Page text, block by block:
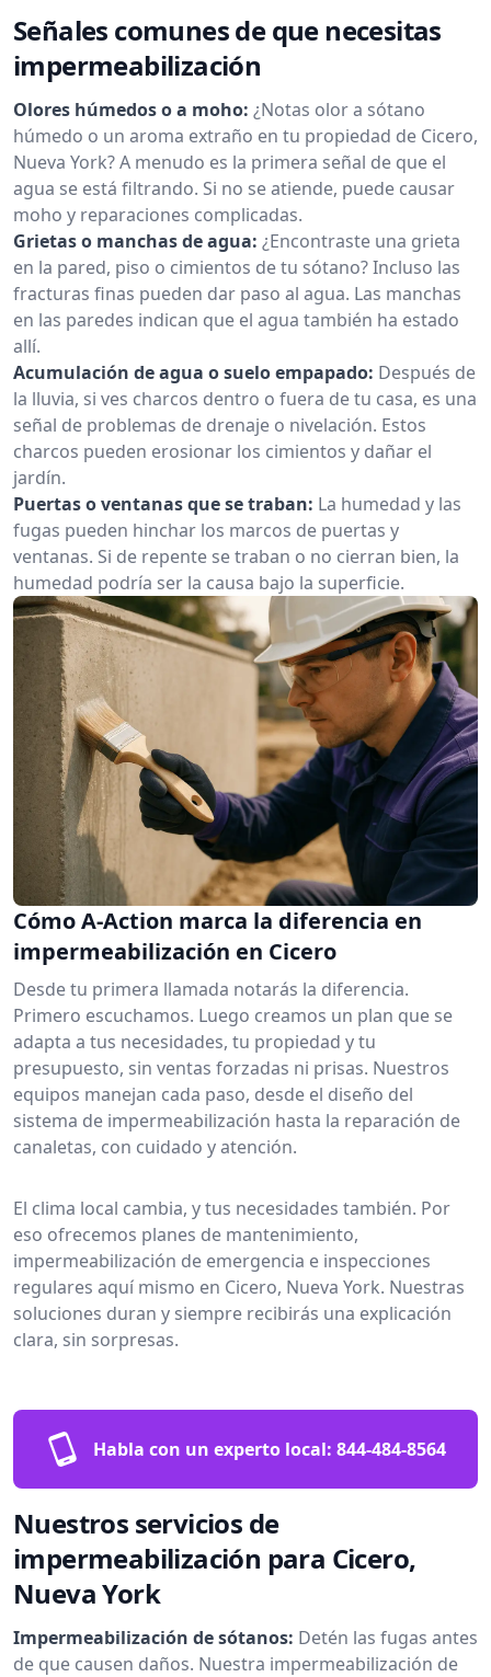
Señales comunes de que necesitas
impermeabilización
Olores húmedos o a moho: ¿Notas olor a sótano
húmedo o un aroma extraño en tu propiedad de Cicero,
Nueva York? A menudo es la primera señal de que el
agua se está filtrando. Si no se atiende, puede causar
moho y reparaciones complicadas.
Grietas o manchas de agua: ¿Encontraste una grieta
en la pared, piso o cimientos de tu sótano? Incluso las
fracturas finas pueden dar paso al agua. Las manchas
en las paredes indican que el agua también ha estado
allí.
Acumulación de agua o suelo empapado: Después de
la lluvia, si ves charcos dentro o fuera de tu casa, es una
señal de problemas de drenaje o nivelación. Estos
charcos pueden erosionar los cimientos y dañar el
jardín.
Puertas o ventanas que se traban: La humedad y las
fugas pueden hinchar los marcos de puertas y
ventanas. Si de repente se traban o no cierran bien, la
humedad podría ser la causa bajo la superficie.
Cómo A-Action marca la diferencia en
impermeabilización en Cicero
Desde tu primera llamada notarás la diferencia.
Primero escuchamos. Luego creamos un plan que se
adapta a tus necesidades, tu propiedad y tu
presupuesto, sin ventas forzadas ni prisas. Nuestros
equipos manejan cada paso, desde el diseño del
sistema de impermeabilización hasta la reparación de
canaletas, con cuidado y atención.
El clima local cambia, y tus necesidades también. Por
eso ofrecemos planes de mantenimiento,
impermeabilización de emergencia e inspecciones
regulares aquí mismo en Cicero, Nueva York. Nuestras
soluciones duran y siempre recibirás una explicación
clara, sin sorpresas.
Habla con un experto local: 844-484-8564
Nuestros servicios de
impermeabilización para Cicero,
Nueva York
Impermeabilización de sótanos: Detén las fugas antes
de que causen daños. Nuestra impermeabilización de